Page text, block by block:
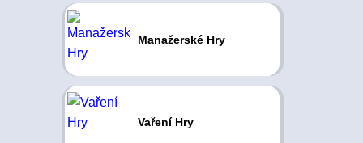
Manažerské Hry
Vaření Hry